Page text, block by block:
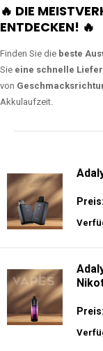
🔥 DIE
ENTDECKEN! 🔥
Finden Sie die beste
Sie eine schnelle
von
Akkulaufzeit.